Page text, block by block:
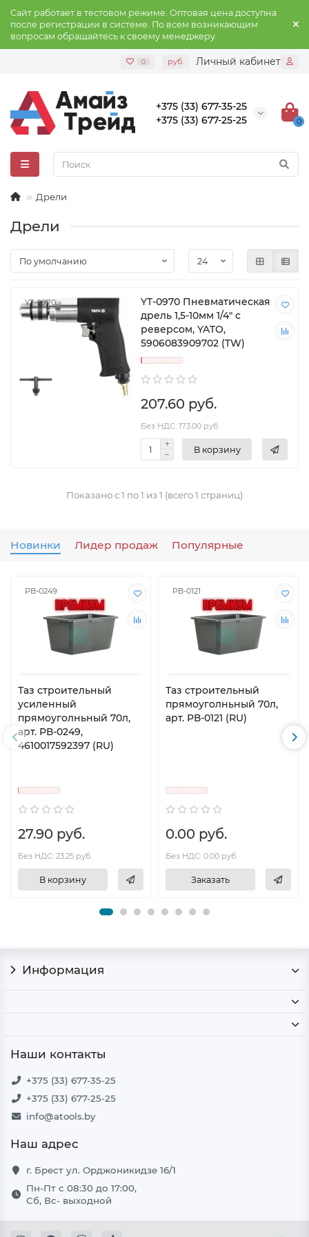
Сайт работает в тестовом режиме. Оптовая цена доступна
после регистрации в системе. По всем возникающим
вопросам обращайтесь к своему менеджеру.
0 руб. Личный кабинет
+375 (33) 677-35-25
+375 (33) 677-25-25
0
Дрели
Дрели
YT-0970
YT-0970 Пневматическая
дрель 1,5-10мм 1/4" с
реверсом, YATO,
5906083909702 (TW)
207.60 руб.
Без НДС: 173.00 руб.
В корзину
Показано с 1 по 1 из 1 (всего 1 страниц)
Новинки Лидер продаж Популярные
РВ-0249
Таз строительный
усиленный
прямоуголньный 70л,
арт. РВ-0249,
4610017592397 (RU)
27.90 руб.
Без НДС: 23.25 руб.
В корзину
РВ-0121
Таз строительный
прямоуголньный 70л,
арт. РВ-0121 (RU)
0.00 руб.
Без НДС: 0.00 руб.
Заказать
Информация
Наши контакты
+375 (33) 677-35-25
+375 (33) 677-25-25
info@atools.by
Наш адрес
г. Брест ул. Орджоникидзе 16/1
Пн-Пт с 08:30 до 17:00,
Сб, Вс- выходной